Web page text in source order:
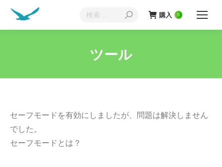
索:
購入 0
ツール
セーフモードを有効にしましたが、問題は解決しません
でした。
セーフモードとは？